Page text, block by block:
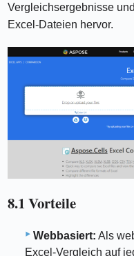
Vergleichsergebnisse
Excel-Dateien hervor.
8.1 Vorteile
Webbasiert: Als
Excel-Vergleich auf